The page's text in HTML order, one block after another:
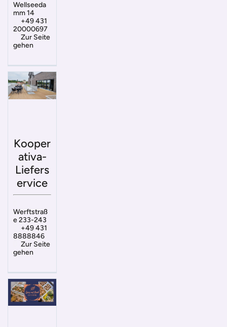
Wellseeda
mm 14
+49 431
20000697
Zur Seite
gehen
Kooper
ativa-
Liefers
ervice
Werftstraß
e 233-243
+49 431
8888846
Zur Seite
gehen